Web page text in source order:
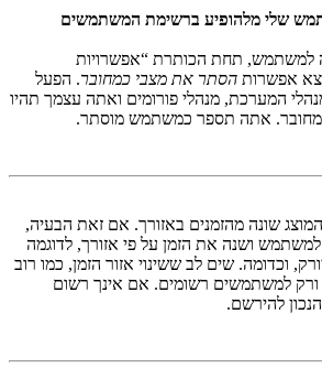
שלי מלהופיע ברשימת המשתמשים
למשתמש, תחת הכותרת “אפשרויות
אפשרות הסתר את מצבי כמחובר. הפעל
המערכת, מנהלי פורומים ואתה עצמך תהיו
מחובר. אתה תספר כמשתמש מוסתר.
המוצג שונה מהזמנים באזורך. אם זאת הבעיה,
ושנה את הזמן על פי אזורך, לדוגמה
וכדומה. שים לב ששינוי אזור הזמן, כמו רוב
ורק למשתמשים רשומים. אם אינך רשום
להירשם.